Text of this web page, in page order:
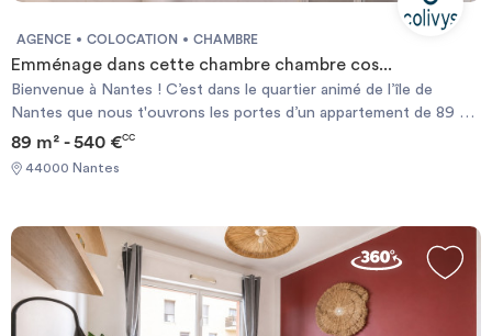
AGENCE COLOCATION CHAMBRE
Emménage dans cette chambre chambre cos...
Bienvenue à Nantes ! C’est dans le quartier animé de l’île de
Nantes que nous t'ouvrons les portes d’un appartement de 89 m².
Ici, tu retrouveras cette chambre de 11 m² comprenant un lit
double (140x190), un bureau et des rangements. En louant une
chambre meublée en coliving, l’assurance habitation du logement,
compris dans le loyer mensuel. Tu peux également bénéficier
d’aides au logement (APL) selon les conditions de la CAF.
89 m² - 540 €CC
44000 Nantes